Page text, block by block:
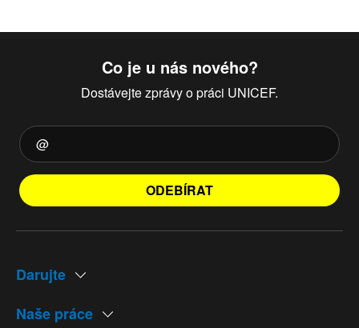
Co je u nás nového?
Dostávejte zprávy o práci UNICEF.
ODEBÍRAT
Darujte
Naše práce